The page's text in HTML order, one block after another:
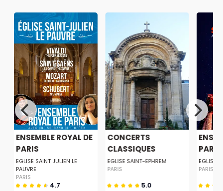
ENSEMBLE ROYAL DE
PARIS
EGLISE SAINT JULIEN LE
PAUVRE
PARIS
4.7
CONCERTS
CLASSIQUES
MUSIQUE &...
EGLISE SAINT-EPHREM
PARIS
5.0
EGLISE
PARIS